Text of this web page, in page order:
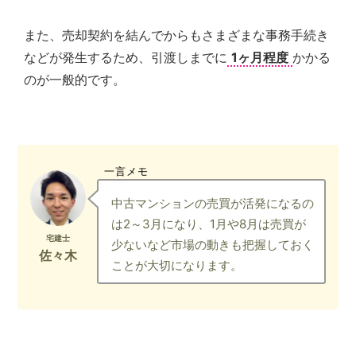
また、売却契約を結んでからもさまざまな事務手続き
などが発生するため、引渡しまでに 1ヶ月程度 かかる
のが一般的です。
一言メモ
中古マンションの売買が活発になるの
は2～3月になり、1月や8月は売買が
少ないなど市場の動きも把握しておく
ことが大切になります。